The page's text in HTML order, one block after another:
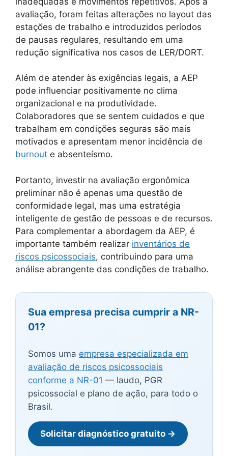
avaliação, foram feitas alterações no layout das
estações de trabalho e introduzidos períodos
de pausas regulares, resultando em uma
redução significativa nos casos de LER/DORT.
Além de atender às exigências legais, a AEP
pode influenciar positivamente no clima
organizacional e na produtividade.
Colaboradores que se sentem cuidados e que
trabalham em condições seguras são mais
motivados e apresentam menor incidência de
burnout e absenteísmo.
Portanto, investir na avaliação ergonômica
preliminar não é apenas uma questão de
conformidade legal, mas uma estratégia
inteligente de gestão de pessoas e de recursos.
Para complementar a abordagem da AEP, é
importante também realizar inventários de
riscos psicossociais, contribuindo para uma
análise abrangente das condições de trabalho.
Sua empresa precisa cumprir a NR-
01?
Somos uma empresa especializada em
avaliação de riscos psicossociais
conforme a NR-01 — laudo, PGR
psicossocial e plano de ação, para todo o
Brasil.
Solicitar diagnóstico gratuito →